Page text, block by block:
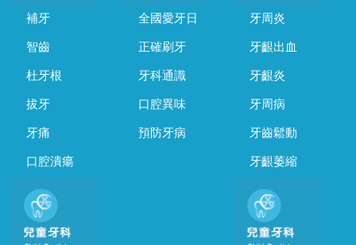
補牙
智齒
杜牙根
拔牙
牙痛
口腔潰瘍
全國愛牙日
正確刷牙
牙科通識
口腔異味
預防牙病
牙周炎
牙齦出血
牙齦炎
牙周病
牙齒鬆動
牙齦萎縮